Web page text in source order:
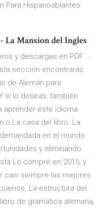
Para Hispanoablantes
La Mansion del Ingles
y descargas en PDF ...
sección encontrarás
de Alemán para
si lo deseas, también
aprender este idioma
o La casa del libro. La
en el mundo
y eliminando
Lo compré en 2015, y
casi siempre las mejores
La estructura del
de gramática alemana,